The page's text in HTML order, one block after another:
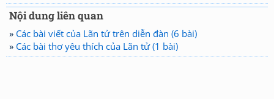
Nội dung liên quan
» Các bài viết của Lãn tử trên diễn đàn (6 bài)
» Các bài thơ yêu thích của Lãn tử (1 bài)